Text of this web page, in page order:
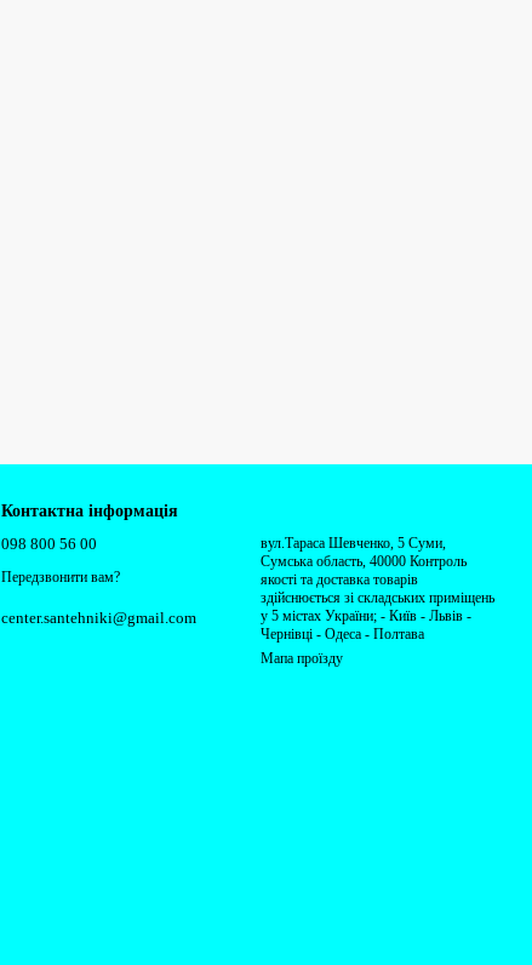
Контактна інформація
098 800 56 00
Передзвонити вам?
center.santehniki@gmail.com
вул.Тараса Шевченко, 5 Суми,
Сумська область, 40000 Контроль
якості та доставка товарів
здійснюється зі складських приміщень
у 5 містах України; - Київ - Львів -
Чернівці - Одеса - Полтава
Мапа проїзду